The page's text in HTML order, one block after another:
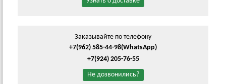
Заказывайте по телефону
+7(962) 585-44-98(WhatsApp)
+7(924) 205-76-55
Не дозвонились?